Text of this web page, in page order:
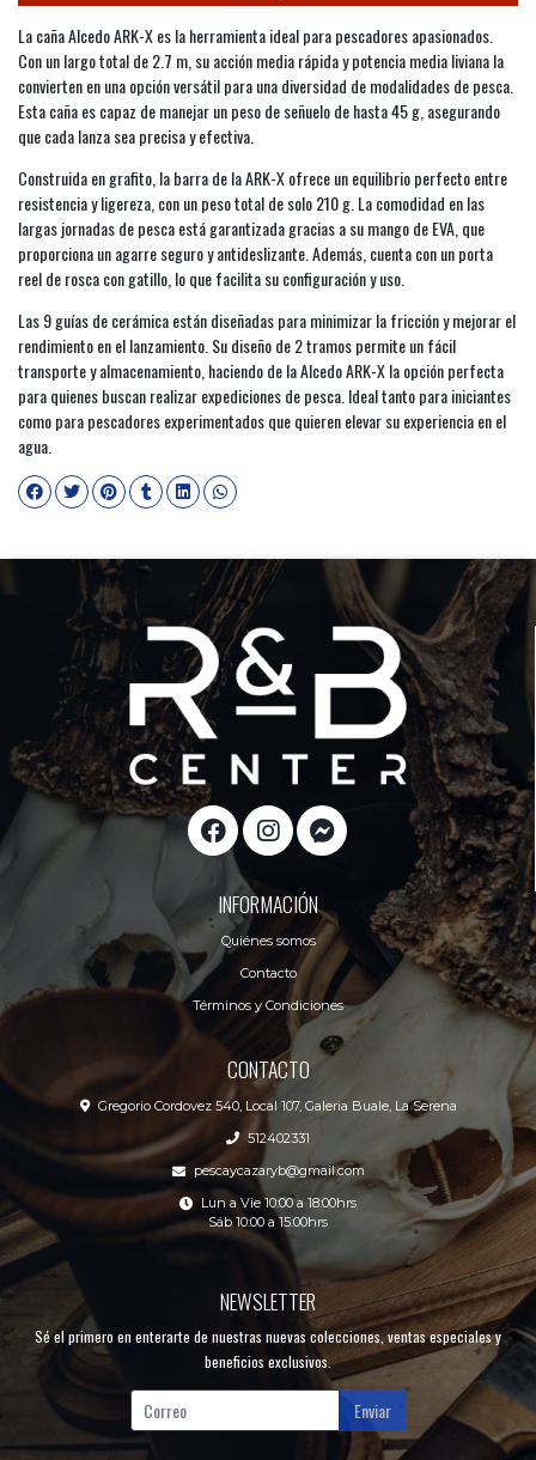
La caña Alcedo ARK-X es la herramienta ideal para pescadores apasionados.
Con un largo total de 2.7 m, su acción media rápida y potencia media liviana la
convierten en una opción versátil para una diversidad de modalidades de pesca.
Esta caña es capaz de manejar un peso de señuelo de hasta 45 g, asegurando
que cada lanza sea precisa y efectiva.
Construida en grafito, la barra de la ARK-X ofrece un equilibrio perfecto entre
resistencia y ligereza, con un peso total de solo 210 g. La comodidad en las
largas jornadas de pesca está garantizada gracias a su mango de EVA, que
proporciona un agarre seguro y antideslizante. Además, cuenta con un porta
reel de rosca con gatillo, lo que facilita su configuración y uso.
Las 9 guías de cerámica están diseñadas para minimizar la fricción y mejorar el
rendimiento en el lanzamiento. Su diseño de 2 tramos permite un fácil
transporte y almacenamiento, haciendo de la Alcedo ARK-X la opción perfecta
para quienes buscan realizar expediciones de pesca. Ideal tanto para iniciantes
como para pescadores experimentados que quieren elevar su experiencia en el
agua.
INFORMACIÓN
Quiénes somos
Contacto
Términos y Condiciones
CONTACTO
Gregorio Cordovez 540, Local 107, Galeria Buale, La Serena
512402331
pescaycazaryb@gmail.com
Lun a Vie 10:00 a 18:00hrs
Sáb 10:00 a 15:00hrs
NEWSLETTER
Sé el primero en enterarte de nuestras nuevas colecciones, ventas especiales y
beneficios exclusivos.
Enviar